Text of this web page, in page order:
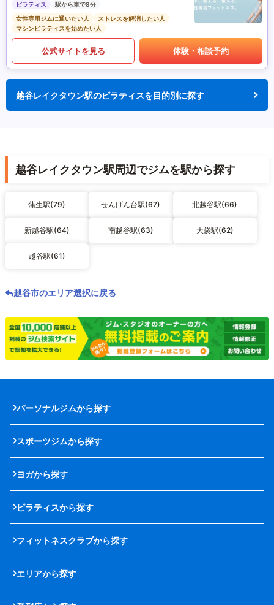
ピラティス
駅から車で8分
女性専用ジムに通いたい人
ストレスを解消したい人
マシンピラティスを始めたい人
公式サイトを見る 体験・相談予約
越谷レイクタウン駅のピラティスを目的別に探す
越谷レイクタウン駅周辺でジムを駅から探す
蒲生駅(79) せんげん台駅(67) 北越谷駅(66)
新越谷駅(64) 南越谷駅(63) 大袋駅(62)
越谷駅(61)
越谷市のエリア選択に戻る
パーソナルジムから探す
スポーツジムから探す
ヨガから探す
ピラティスから探す
フィットネスクラブから探す
エリアから探す